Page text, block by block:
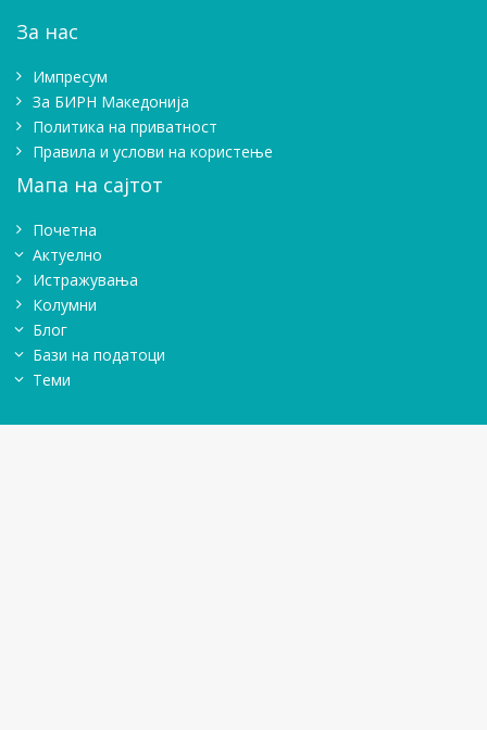
За нас
Импресум
Зa БИРН Македонија
Политика на приватност
Правила и услови на користење
Мапа на сајтот
Почетна
Актуелно
Истражувањa
Колумни
Блог
Бази на податоци
Теми